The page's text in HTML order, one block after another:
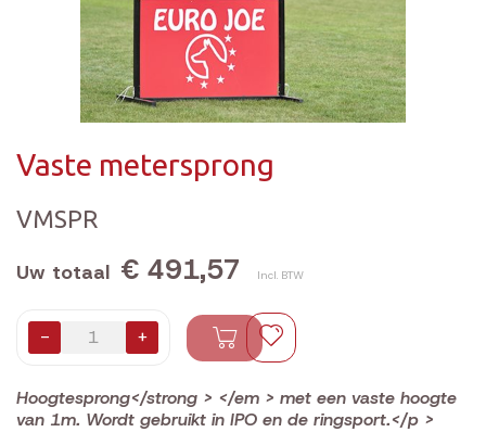
Vaste metersprong
VMSPR
Uw totaal € 491,57 Incl. BTW
- +
Hoogtesprong</strong > </em > met een vaste hoogte
van 1m. Wordt gebruikt in IPO en de ringsport.</p >